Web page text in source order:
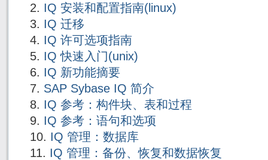
IQ 安装和配置指南(linux)
IQ 迁移
IQ 许可选项指南
IQ 快速入门(unix)
IQ 新功能摘要
SAP Sybase IQ 简介
IQ 参考：构件块、表和过程
IQ 参考：语句和选项
IQ 管理：数据库
IQ 管理：备份、恢复和数据恢复